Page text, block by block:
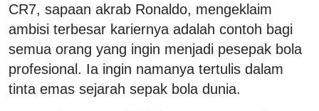
CR7, sapaan akrab Ronaldo, mengeklaim
ambisi terbesar kariernya adalah contoh bagi
semua orang yang ingin menjadi pesepak bola
profesional. Ia ingin namanya tertulis dalam
tinta emas sejarah sepak bola dunia.